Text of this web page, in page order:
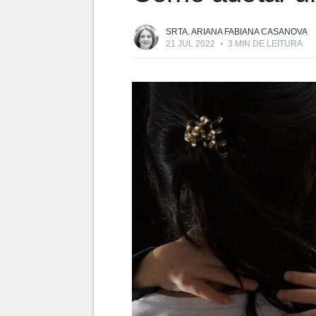
SRTA. ARIANA FABIANA CASANOVA
21 JUL 2022 • 3 MIN DE LEITURA